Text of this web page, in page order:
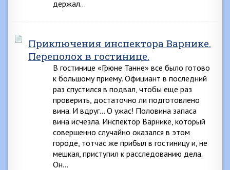
держал…
Приключения инспектора Варнике.
Переполох в гостинице.
В гостинице «Грюне Танне» все было готово
к большому приему. Официант в последний
раз спустился в подвал, чтобы еще раз
проверить, достаточно ли подготовлено
вина. И вдруг… О ужас! Половина запаса
вина исчезла. Инспектор Варнике, который
совершенно случайно оказался в этом
городе, тотчас же прибыл в гостиницу и, не
мешкая, приступил к расследованию дела.
Он…